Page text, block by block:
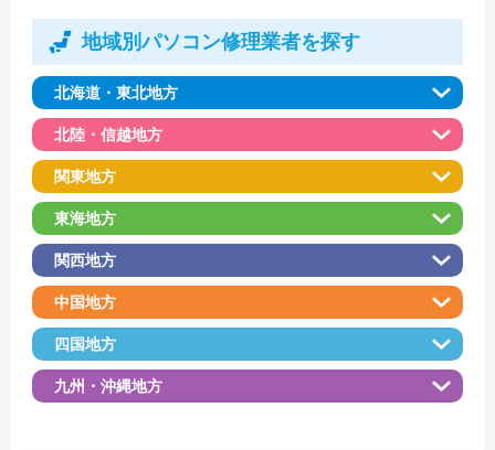
地域別パソコン修理業者を探す
北海道・東北地方
北陸・信越地方
関東地方
東海地方
関西地方
中国地方
四国地方
九州・沖縄地方